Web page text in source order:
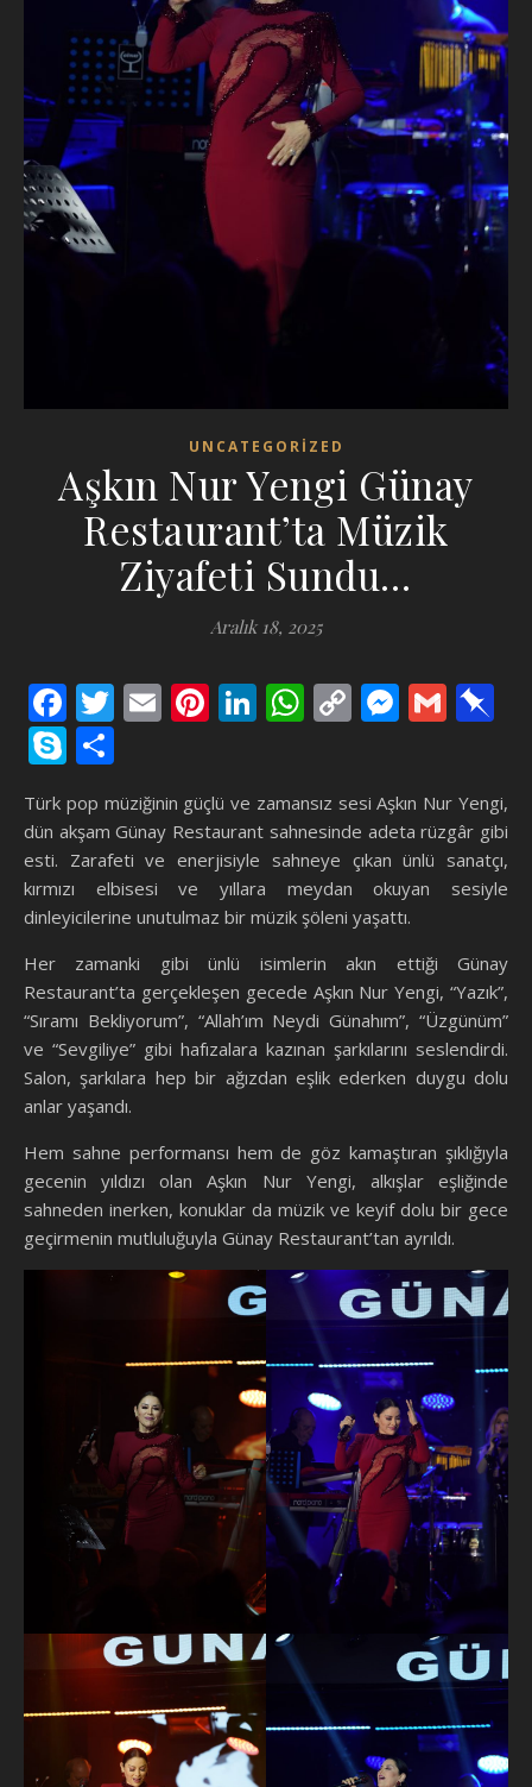
UNCATEGORIZED
Aşkın Nur Yengi Günay
Restaurant’ta Müzik
Ziyafeti Sundu…
Aralık 18, 2025
Facebook
Twitter
EmailPinterest
LinkedIn
WhatsApp
Copy
Skype
Türk pop müziğinin güçlü ve zamansız sesi Aşkın Nur Yengi,
dün akşam Günay Restaurant sahnesinde adeta rüzgâr gibi
esti. Zarafeti ve enerjisiyle sahneye çıkan ünlü sanatçı,
kırmızı elbisesi ve yıllara meydan okuyan sesiyle
dinleyicilerine unutulmaz bir müzik şöleni yaşattı.
Her zamanki gibi ünlü isimlerin akın ettiği Günay
Restaurant’ta gerçekleşen gecede Aşkın Nur Yengi, “Yazık”,
“Sıramı Bekliyorum”, “Allah’ım Neydi Günahım”, “Üzgünüm”
ve “Sevgiliye” gibi hafızalara kazınan şarkılarını seslendirdi.
Salon, şarkılara hep bir ağızdan eşlik ederken duygu dolu
anlar yaşandı.
Hem sahne performansı hem de göz kamaştıran şıklığıyla
gecenin yıldızı olan Aşkın Nur Yengi, alkışlar eşliğinde
sahneden inerken, konuklar da müzik ve keyif dolu bir gece
geçirmenin mutluluğuyla Günay Restaurant’tan ayrıldı.